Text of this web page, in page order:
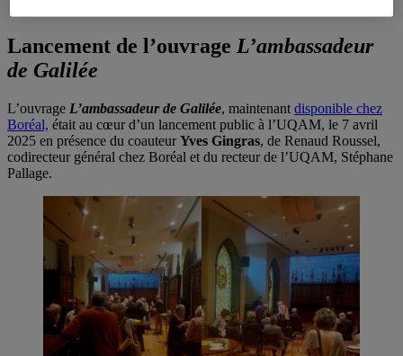
Lancement de l’ouvrage L’ambassadeur
de Galilée
L’ouvrage L’ambassadeur de Galilée, maintenant disponible chez
Boréal, était au cœur d’un lancement public à l’UQAM, le 7 avril
2025 en présence du coauteurYves Gingras, de Renaud Roussel,
codirecteur général chez Boréal et du recteur de l’UQAM, Stéphane
Pallage.